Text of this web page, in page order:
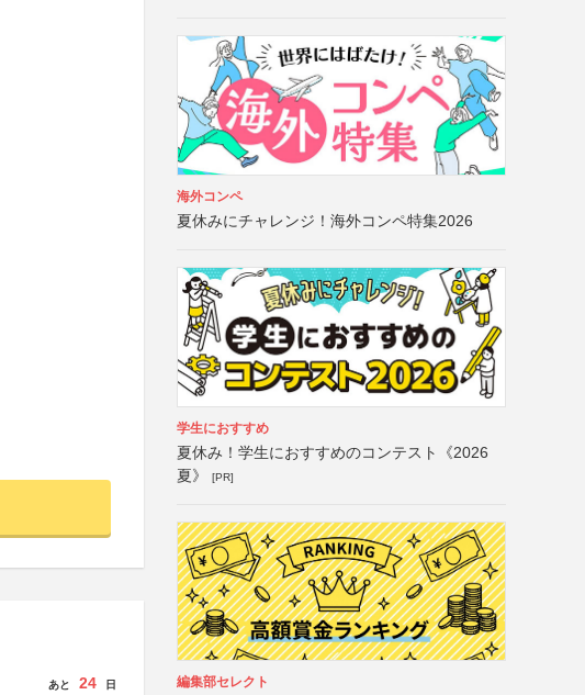
あと 24 日
海外コンペ
夏休みにチャレンジ！海外コンペ特集2026
学生におすすめ
夏休み！学生におすすめのコンテスト《2026
夏》
[PR]
編集部セレクト